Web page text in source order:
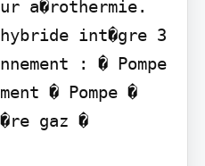
a�rothermie.
int�gre 3
: � Pompe
� Pompe �
gaz �